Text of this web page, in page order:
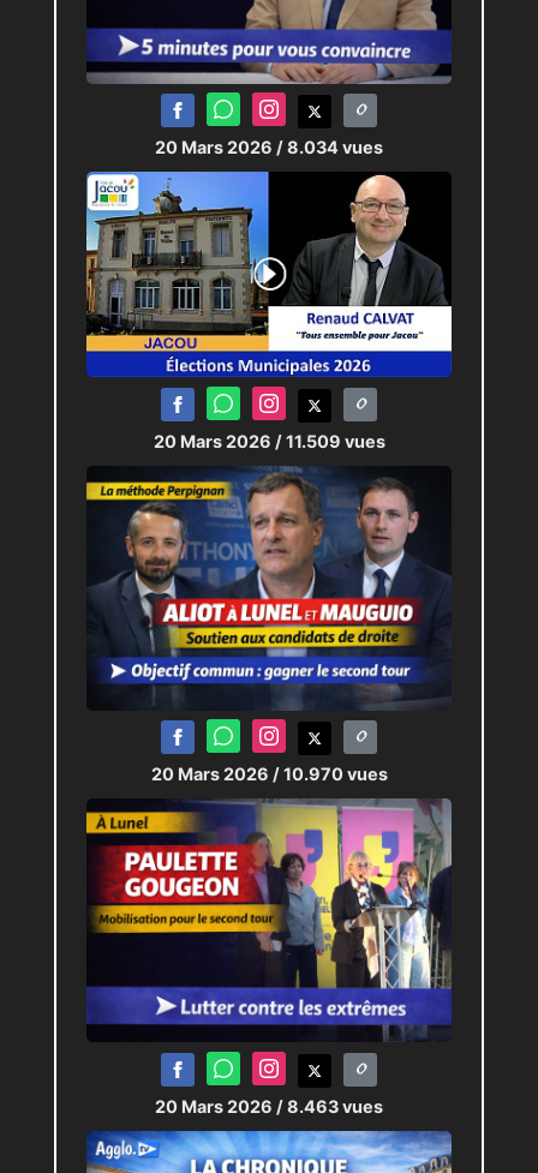
20 Mars 2026 / 8.034 vues
20 Mars 2026 / 11.509 vues
20 Mars 2026 / 10.970 vues
20 Mars 2026 / 8.463 vues